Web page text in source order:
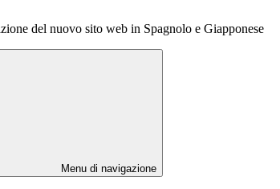
del nuovo sito web in Spagnolo e Giapponese
Menu di navigazione